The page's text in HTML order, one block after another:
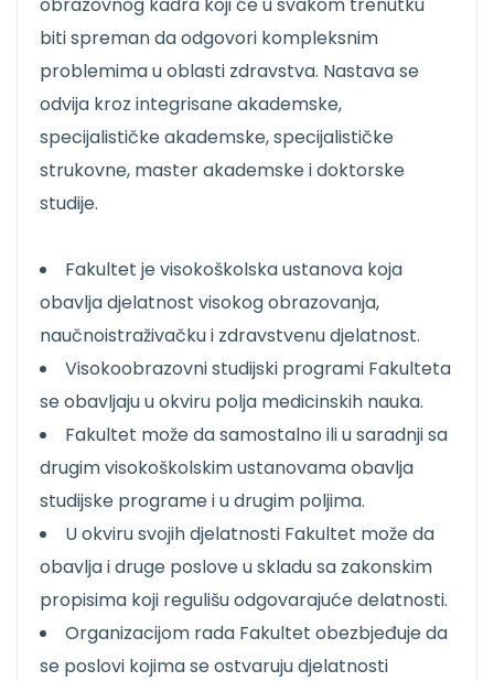
obrazovnog kadra koji će u svakom trenutku
biti spreman da odgovori kompleksnim
problemima u oblasti zdravstva. Nastava se
odvija kroz integrisane akademske,
specijalističke akademske, specijalističke
strukovne, master akademske i doktorske
studije.
Fakultet je visokoškolska ustanova koja
obavlja djelatnost visokog obrazovanja,
naučnoistraživačku i zdravstvenu djelatnost.
Visokoobrazovni studijski programi Fakulteta
se obavljaju u okviru polja medicinskih nauka.
Fakultet može da samostalno ili u saradnji sa
drugim visokoškolskim ustanovama obavlja
studijske programe i u drugim poljima.
U okviru svojih djelatnosti Fakultet može da
obavlja i druge poslove u skladu sa zakonskim
propisima koji regulišu odgovarajuće delatnosti.
Organizacijom rada Fakultet obezbjeđuje da
se poslovi kojima se ostvaruju djelatnosti